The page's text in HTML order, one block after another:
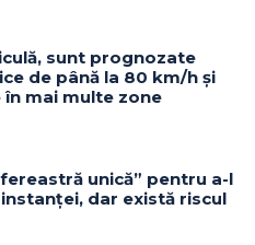
sunt prognozate
de până la 80 km/h și
mai multe zone
unică” pentru a-l
dar există riscul